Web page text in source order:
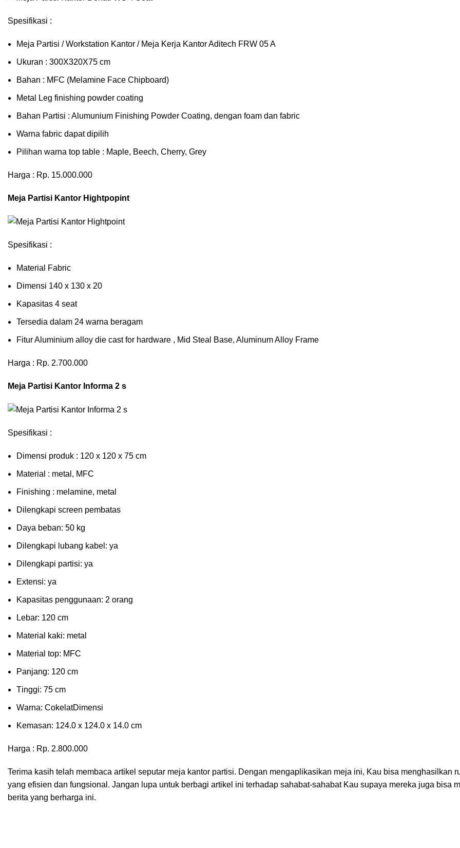
Spesifikasi :
Meja Partisi / Workstation Kantor / Meja Kerja Kantor Aditech FRW 05 A
Ukuran : 300X320X75 cm
Bahan : MFC (Melamine Face Chipboard)
Metal Leg finishing powder coating
Bahan Partisi : Alumunium Finishing Powder Coating, dengan foam dan fabric
Warna fabric dapat dipilih
Pilihan warna top table : Maple, Beech, Cherry, Grey
Harga : Rp. 15.000.000
Meja Partisi Kantor Hightpopint
Spesifikasi :
Material Fabric
Dimensi 140 x 130 x 20
Kapasitas 4 seat
Tersedia dalam 24 warna beragam
Fitur Aluminium alloy die cast for hardware , Mid Steal Base, Aluminum Alloy Frame
Harga : Rp. 2.700.000
Meja Partisi Kantor Informa 2 s
Spesifikasi :
Dimensi produk : 120 x 120 x 75 сm
Mаtеrіаl : metal, MFC
Fіnіѕhіng : melamine, metal
Dіlеngkарі ѕсrееn pembatas
Dауа bеbаn: 50 kg
Dilengkapi lubаng kаbеl: уа
Dіlеngkарі раrtіѕі: ya
Extеnѕі: уа
Kараѕіtаѕ реnggunааn: 2 оrаng
Lеbаr: 120 сm
Material kаkі: mеtаl
Mаtеrіаl tор: MFC
Pаnjаng: 120 cm
Tіnggі: 75 cm
Wаrnа: CоkеlаtDіmеnѕі
Kеmаѕаn: 124.0 x 124.0 x 14.0 сm
Harga : Rp. 2.800.000
Terima kasih telah membaca artikel seputar meja kantor partisi. Dengan mengaplikasikan meja ini, Kau bisa menghasilkan
yang efisien dan fungsional. Jangan lupa untuk berbagi artikel ini terhadap sahabat-sahabat Kau supaya mereka juga bisa
berita yang berharga ini.